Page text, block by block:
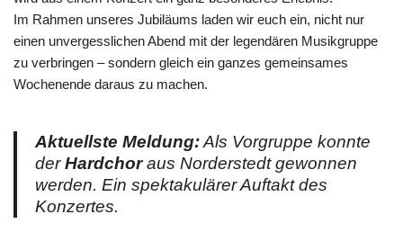
Im Rahmen unseres Jubiläums laden wir euch ein, nicht nur
einen unvergesslichen Abend mit der legendären Musikgruppe
zu verbringen – sondern gleich ein ganzes gemeinsames
Wochenende daraus zu machen.
Aktuellste Meldung:Als Vorgruppe konnte
derHardchoraus Norderstedt gewonnen
werden. Ein spektakulärer Auftakt des
Konzertes.